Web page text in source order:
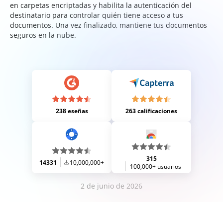
en carpetas encriptadas y habilita la autenticación del
destinatario para controlar quién tiene acceso a tus
documentos. Una vez finalizado, mantiene tus documentos
seguros en la nube.
238 eseñas 263 calificaciones
14331 10,000,000+
315
100,000+ usuarios
2 de junio de 2026